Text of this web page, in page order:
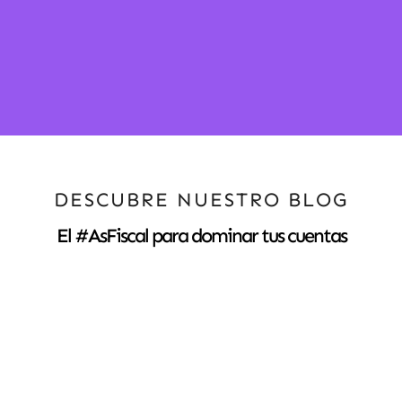
DESCUBRE NUESTRO BLOG
El #AsFiscal para dominar tus cuentas